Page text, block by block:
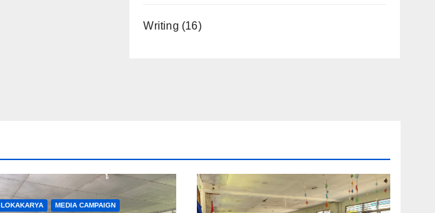
Writing (16)
LOKAKARYA MEDIA CAMPAIGN